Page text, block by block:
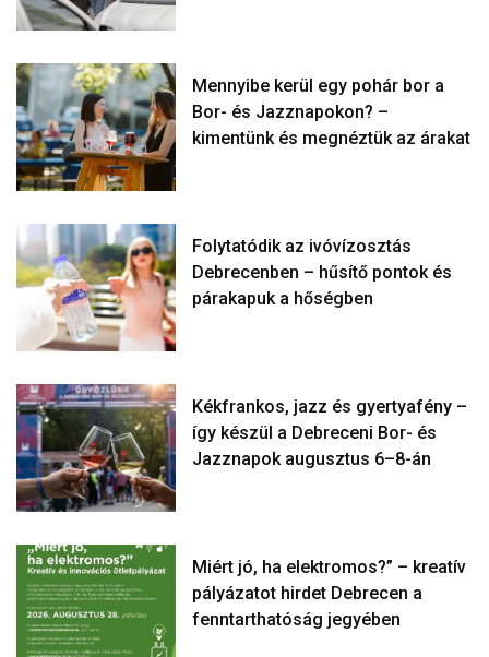
Mennyibe kerül egy pohár bor a
Bor- és Jazznapokon? –
kimentünk és megnéztük az árakat
Folytatódik az ivóvízosztás
Debrecenben – hűsítő pontok és
párakapuk a hőségben
Kékfrankos, jazz és gyertyafény –
így készül a Debreceni Bor- és
Jazznapok augusztus 6–8-án
Miért jó, ha elektromos?” – kreatív
pályázatot hirdet Debrecen a
fenntarthatóság jegyében